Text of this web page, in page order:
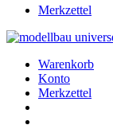
Merkzettel
Warenkorb
Konto
Merkzettel